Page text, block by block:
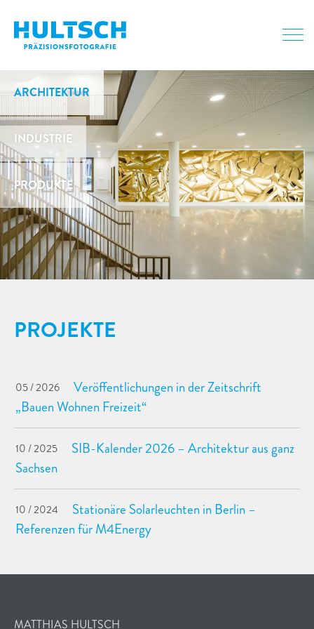
ARCHITEKTUR
INDUSTRIE
PRODUKTE
PROJEKTE
05 / 2026
Veröffentlichungen in der Zeitschrift
„Bauen Wohnen Freizeit“
10 / 2025
SIB-Kalender 2026 – Architektur aus ganz
Sachsen
10 / 2024
Stationäre Solarleuchten in Berlin –
Referenzen für M4Energy
MATTHIAS HULTSCH